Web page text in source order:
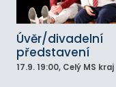
Úvěr/divadelní
představení
17.9. 19:00, Celý MS kraj